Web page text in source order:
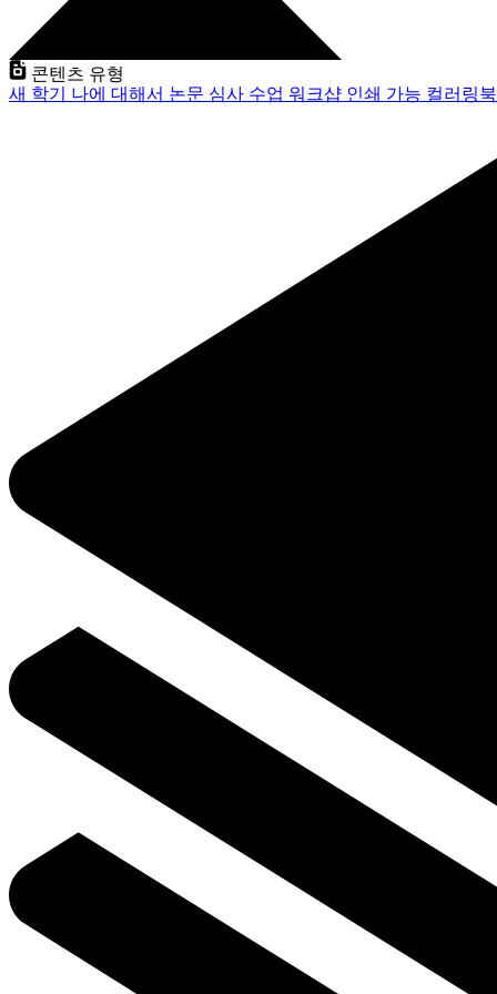
콘텐츠 유형
새 학기 나에 대해서 논문 심사 수업 워크샵 인쇄 가능 컬러링북